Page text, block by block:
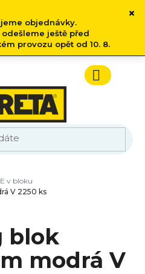
objednávky.
odešleme ještě před
provozu opět od 10. 8.
×
Nákupní
košík
v bloku
V 2250 ks
blok
modrá V